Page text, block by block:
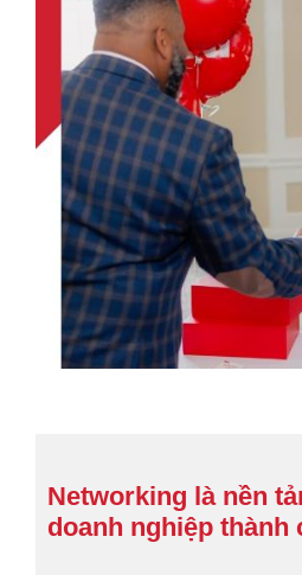
Networking là nền
doanh nghiệp thành